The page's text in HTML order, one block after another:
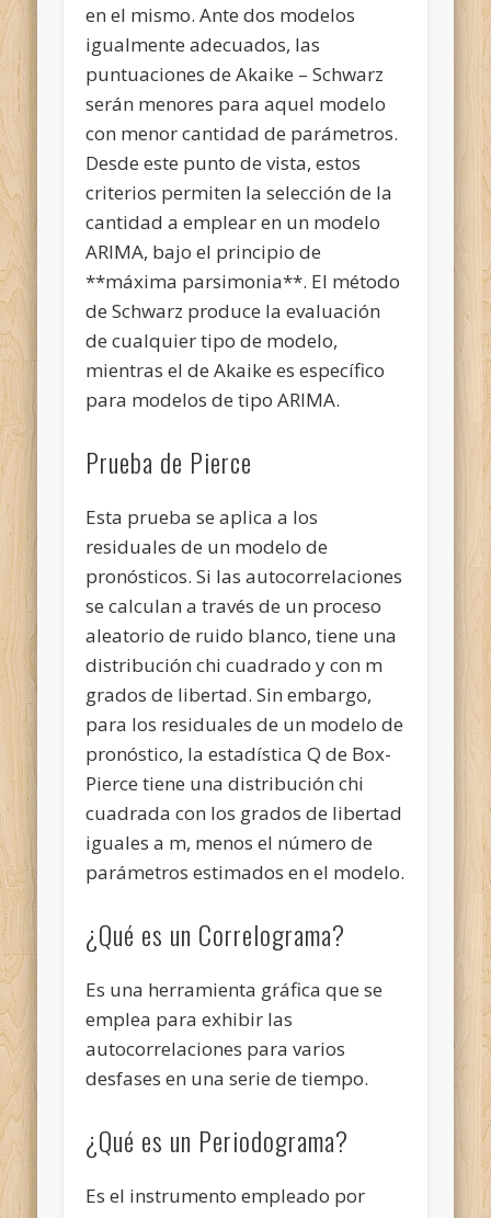
en el mismo. Ante dos modelos
igualmente adecuados, las
puntuaciones de Akaike – Schwarz
serán menores para aquel modelo
con menor cantidad de parámetros.
Desde este punto de vista, estos
criterios permiten la selección de la
cantidad a emplear en un modelo
ARIMA, bajo el principio de
**máxima parsimonia**. El método
de Schwarz produce la evaluación
de cualquier tipo de modelo,
mientras el de Akaike es específico
para modelos de tipo ARIMA.
Prueba de Pierce
Esta prueba se aplica a los
residuales de un modelo de
pronósticos. Si las autocorrelaciones
se calculan a través de un proceso
aleatorio de ruido blanco, tiene una
distribución chi cuadrado y con m
grados de libertad. Sin embargo,
para los residuales de un modelo de
pronóstico, la estadística Q de Box-
Pierce tiene una distribución chi
cuadrada con los grados de libertad
iguales a m, menos el número de
parámetros estimados en el modelo.
¿Qué es un Correlograma?
Es una herramienta gráfica que se
emplea para exhibir las
autocorrelaciones para varios
desfases en una serie de tiempo.
¿Qué es un Periodograma?
Es el instrumento empleado por